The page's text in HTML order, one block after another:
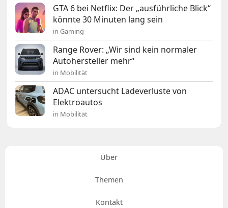
GTA 6 bei Netflix: Der „ausführliche Blick“
könnte 30 Minuten lang sein
in Gaming
Range Rover: „Wir sind kein normaler
Autohersteller mehr“
in Mobilität
ADAC untersucht Ladeverluste von
Elektroautos
in Mobilität
Über
Themen
Kontakt